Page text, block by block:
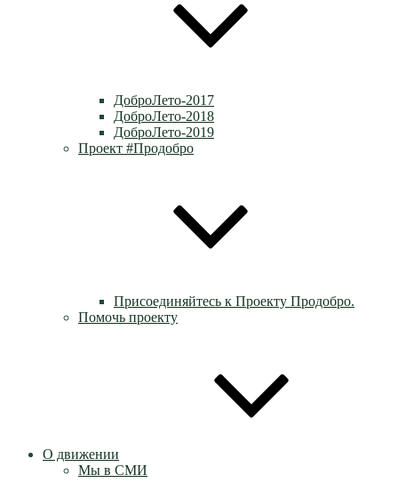
ДоброЛето-2017
ДоброЛето-2018
ДоброЛето-2019
Проект #Продобро
Присоединяйтесь к Проекту Продобро.
Помочь проекту
О движении
Мы в СМИ